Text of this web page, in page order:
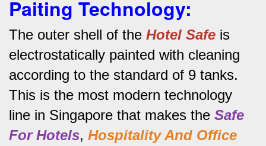
Paiting Technology:
The outer shell of the Hotel Safe is
electrostatically painted with cleaning
according to the standard of 9 tanks.
This is the most modern technology
line in Singapore that makes the Safe
For Hotels, Hospitality And Office